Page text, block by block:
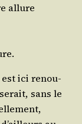
allure
est ici renou­
sans le